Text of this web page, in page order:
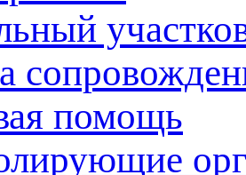
помощь